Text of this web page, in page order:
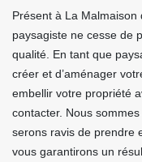
Présent à La Malmaison
paysagiste ne cesse de
qualité. En tant que
créer et d’aménager
embellir votre propriété
contacter. Nous
serons ravis de prendre
vous garantirons un